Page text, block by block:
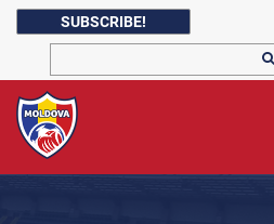
SUBSCRIBE!